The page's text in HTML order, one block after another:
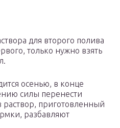
для второго полива
только нужно взять
осенью, в конце
силы перенести
приготовленный
разбавляют